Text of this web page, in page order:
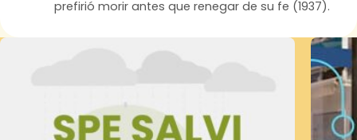
prefirió morir antes que renegar de su fe (1937).